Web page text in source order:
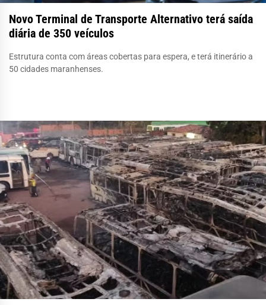
Novo Terminal de Transporte Alternativo terá saída
diária de 350 veículos
Estrutura conta com áreas cobertas para espera, e terá itinerário a
50 cidades maranhenses.